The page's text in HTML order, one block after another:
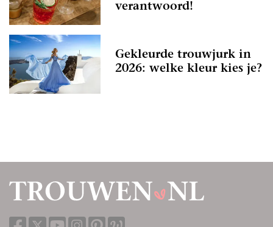
verantwoord!
Gekleurde trouwjurk in
2026: welke kleur kies je?